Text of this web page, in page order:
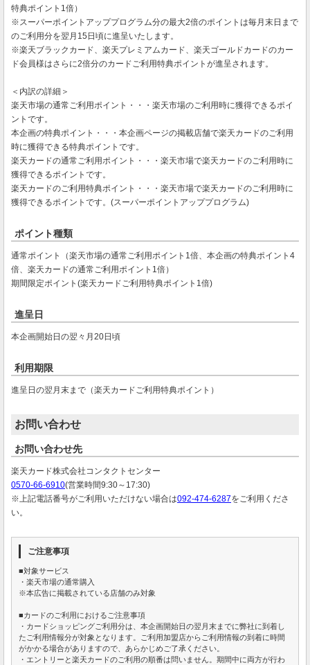
特典ポイント1倍）
※スーパーポイントアッププログラム分の最大2倍のポイントは毎月末日まで
のご利用分を翌月15日頃に進呈いたします。
※楽天ブラックカード、楽天プレミアムカード、楽天ゴールドカードのカー
ド会員様はさらに2倍分のカードご利用特典ポイントが進呈されます。
＜内訳の詳細＞
楽天市場の通常ご利用ポイント・・・楽天市場のご利用時に獲得できるポイ
ントです。
本企画の特典ポイント・・・本企画ページの掲載店舗で楽天カードのご利用
時に獲得できる特典ポイントです。
楽天カードの通常ご利用ポイント・・・楽天市場で楽天カードのご利用時に
獲得できるポイントです。
楽天カードのご利用特典ポイント・・・楽天市場で楽天カードのご利用時に
獲得できるポイントです。(スーパーポイントアッププログラム)
ポイント種類
通常ポイント（楽天市場の通常ご利用ポイント1倍、本企画の特典ポイント4
倍、楽天カードの通常ご利用ポイント1倍）
期間限定ポイント(楽天カードご利用特典ポイント1倍)
進呈日
本企画開始日の翌々月20日頃
利用期限
進呈日の翌月末まで（楽天カードご利用特典ポイント）
お問い合わせ
お問い合わせ先
楽天カード株式会社コンタクトセンター
0570-66-6910(営業時間9:30～17:30)
※上記電話番号がご利用いただけない場合は092-474-6287をご利用くださ
い。
ご注意事項
■対象サービス
・楽天市場の通常購入
※本広告に掲載されている店舗のみ対象
■カードのご利用におけるご注意事項
・カードショッピングご利用分は、本企画開始日の翌月末までに弊社に到着し
たご利用情報分が対象となります。ご利用加盟店からご利用情報の到着に時間
がかかる場合がありますので、あらかじめご了承ください。
・エントリーと楽天カードのご利用の順番は問いません。期間中に両方が行わ